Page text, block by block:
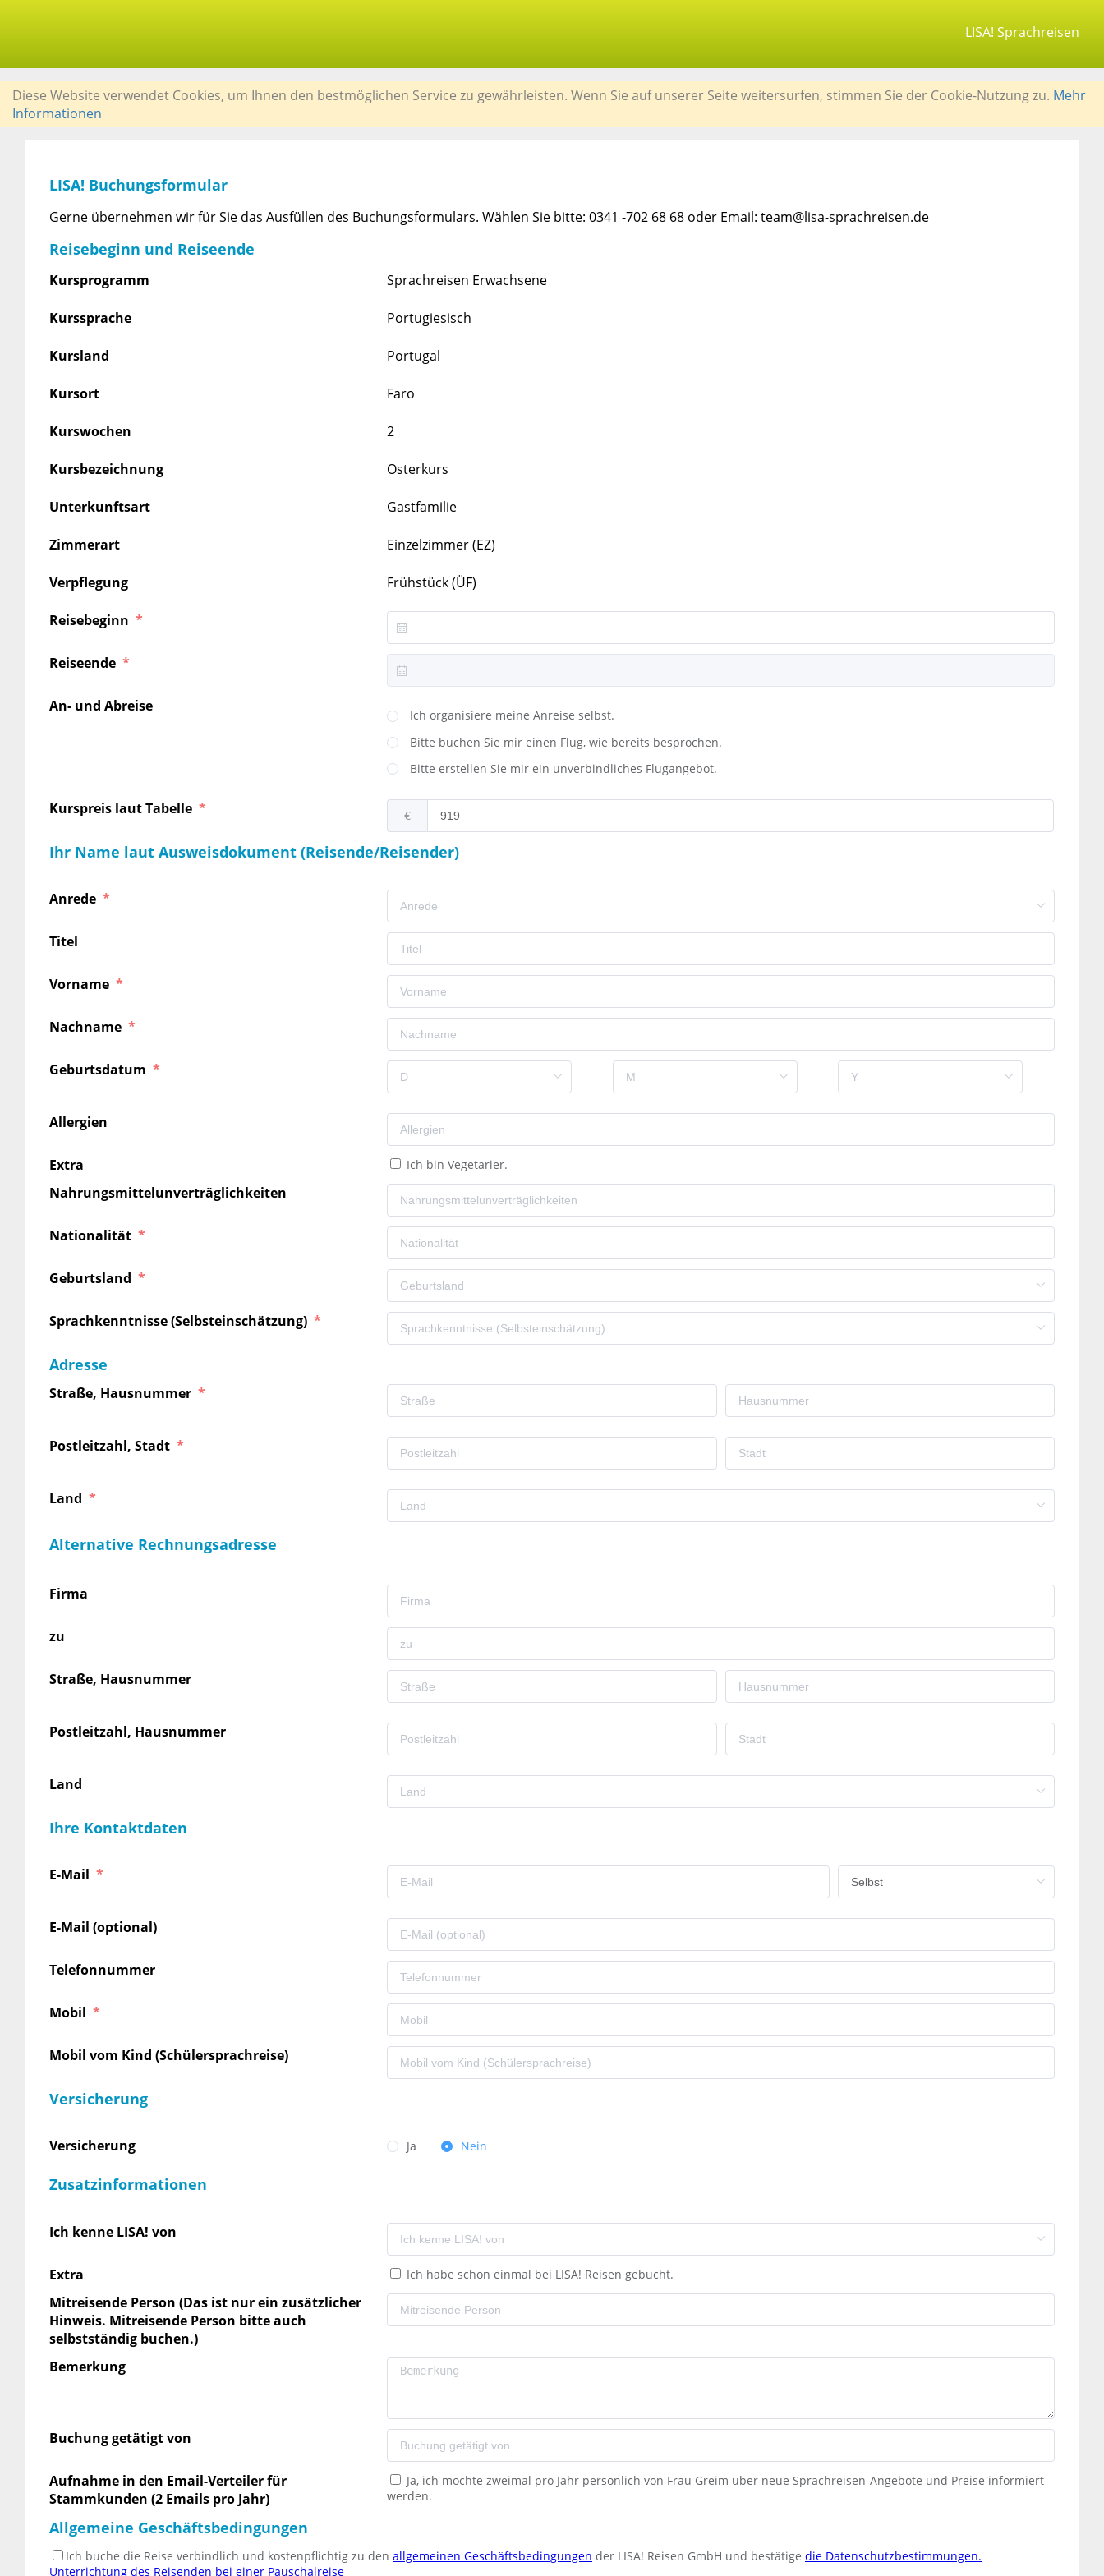
LISA! Sprachreisen
Diese Website verwendet Cookies, um Ihnen den bestmöglichen Service zu gewährleisten. Wenn Sie auf unserer Seite weitersurfen, stimmen Sie der Cookie-Nutzung zu. Mehr
Informationen
LISA! Buchungsformular
Gerne übernehmen wir für Sie das Ausfüllen des Buchungsformulars. Wählen Sie bitte: 0341 -702 68 68 oder Email: team@lisa-sprachreisen.de
Reisebeginn und Reiseende
Kursprogramm Sprachreisen Erwachsene
Kurssprache Portugiesisch
Kursland Portugal
Kursort Faro
Kurswochen 2
Kursbezeichnung Osterkurs
Unterkunftsart Gastfamilie
Zimmerart Einzelzimmer (EZ)
Verpflegung Frühstück (ÜF)
Reisebeginn
Reiseende
An- und Abreise
Ich organisiere meine Anreise selbst.
Bitte buchen Sie mir einen Flug, wie bereits besprochen.
Bitte erstellen Sie mir ein unverbindliches Flugangebot.
Kurspreis laut Tabelle €
Ihr Name laut Ausweisdokument (Reisende/Reisender)
Anrede
Titel
Vorname
Nachname
Geburtsdatum
Allergien
Extra Ich bin Vegetarier.
Nahrungsmittelunverträglichkeiten
Nationalität
Geburtsland
Sprachkenntnisse (Selbsteinschätzung)
Adresse
Straße, Hausnummer
Postleitzahl, Stadt
Land
Alternative Rechnungsadresse
Firma
zu
Straße, Hausnummer
Postleitzahl, Hausnummer
Land
Ihre Kontaktdaten
E-Mail
E-Mail (optional)
Telefonnummer
Mobil
Mobil vom Kind (Schülersprachreise)
Versicherung
Versicherung Ja Nein
Zusatzinformationen
Ich kenne LISA! von
Extra Ich habe schon einmal bei LISA! Reisen gebucht.
Mitreisende Person (Das ist nur ein zusätzlicher
Hinweis. Mitreisende Person bitte auch
selbstständig buchen.)
Bemerkung
Buchung getätigt von
Aufnahme in den Email-Verteiler für
Stammkunden (2 Emails pro Jahr)
Ja, ich möchte zweimal pro Jahr persönlich von Frau Greim über neue Sprachreisen-Angebote und Preise informiert
werden.
Allgemeine Geschäftsbedingungen
Ich buche die Reise verbindlich und kostenpflichtig zu den allgemeinen Geschäftsbedingungen der LISA! Reisen GmbH und bestätige die Datenschutzbestimmungen.
Unterrichtung des Reisenden bei einer Pauschalreise